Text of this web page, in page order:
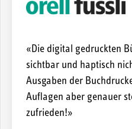
«Die digital gedruckten
sichtbar und haptisch
Ausgaben der
Auflagen aber genauer
zufrieden!»